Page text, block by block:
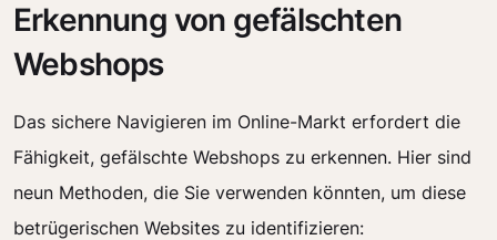
Erkennung von gefälschten
Webshops
Das sichere Navigieren im Online-Markt erfordert die
Fähigkeit, gefälschte Webshops zu erkennen. Hier sind
neun Methoden, die Sie verwenden könnten, um diese
betrügerischen Websites zu identifizieren: